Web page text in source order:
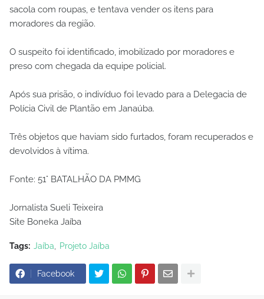
sacola com roupas, e tentava vender os itens para
moradores da região.
O suspeito foi identificado, imobilizado por moradores e
preso com chegada da equipe policial.
Após sua prisão, o indivíduo foi levado para a Delegacia de
Polícia Civil de Plantão em Janaúba.
Três objetos que haviam sido furtados, foram recuperados e
devolvidos à vítima.
Fonte: 51° BATALHÃO DA PMMG
Jornalista Sueli Teixeira
Site Boneka Jaíba
Tags: Jaíba Projeto Jaíba
Facebook